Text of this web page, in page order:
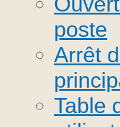
poste
Arrêt
Table